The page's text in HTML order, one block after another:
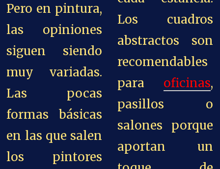
Pero en pintura,
las opiniones
siguen siendo
muy variadas.
Las pocas
formas básicas
en las que salen
los pintores
Los cuadros
abstractos son
recomendables
para oficinas,
pasillos o
salones porque
aportan un